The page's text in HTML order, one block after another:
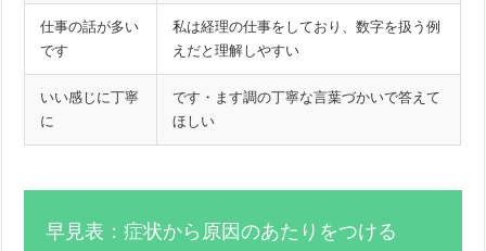
仕事の話が多い
です
私は経理の仕事をしており、数字を扱う例
えだと理解しやすい
いい感じに丁寧
に
です・ます調の丁寧な言葉づかいで答えて
ほしい
早見表：症状から原因のあたりをつける